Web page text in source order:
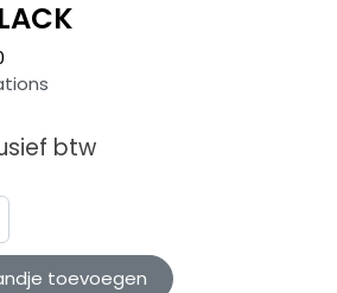
btw
toevoegen